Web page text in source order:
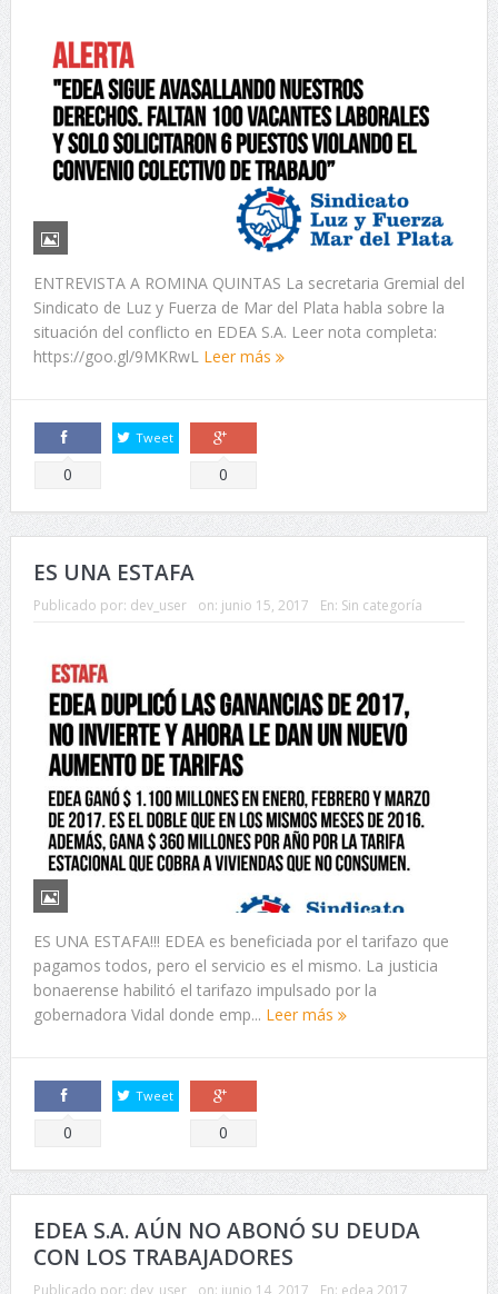
ENTREVISTA A ROMINA QUINTAS La secretaria Gremial del
Sindicato de Luz y Fuerza de Mar del Plata habla sobre la
situación del conflicto en EDEA S.A. Leer nota completa:
https://goo.gl/9MKRwL Leer más
Comparte
0
Tweet
Comparte
0
ES UNA ESTAFA
Publicado por: dev_user on: junio 15, 2017 En: Sin categoría
ES UNA ESTAFA!!! EDEA es beneficiada por el tarifazo que
pagamos todos, pero el servicio es el mismo. La justicia
bonaerense habilitó el tarifazo impulsado por la
gobernadora Vidal donde emp... Leer más
Comparte
0
Tweet
Comparte
0
EDEA S.A. AÚN NO ABONÓ SU DEUDA
CON LOS TRABAJADORES
Publicado por: dev_user on: junio 14, 2017 En: edea 2017